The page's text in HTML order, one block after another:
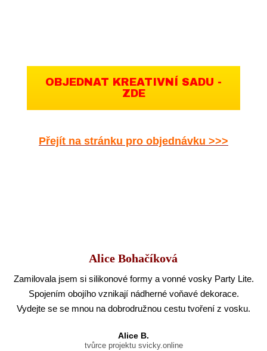
OBJEDNAT KREATIVNÍ SADU -
ZDE
Přejít na stránku pro objednávku >>>
Alice Bohačíková
Zamilovala jsem si silikonové formy a vonné vosky Party Lite.
Spojením obojího vznikají nádherné voňavé dekorace.
Vydejte se se mnou na dobrodružnou cestu tvoření z vosku.
Alice B.
tvůrce projektu svicky.online